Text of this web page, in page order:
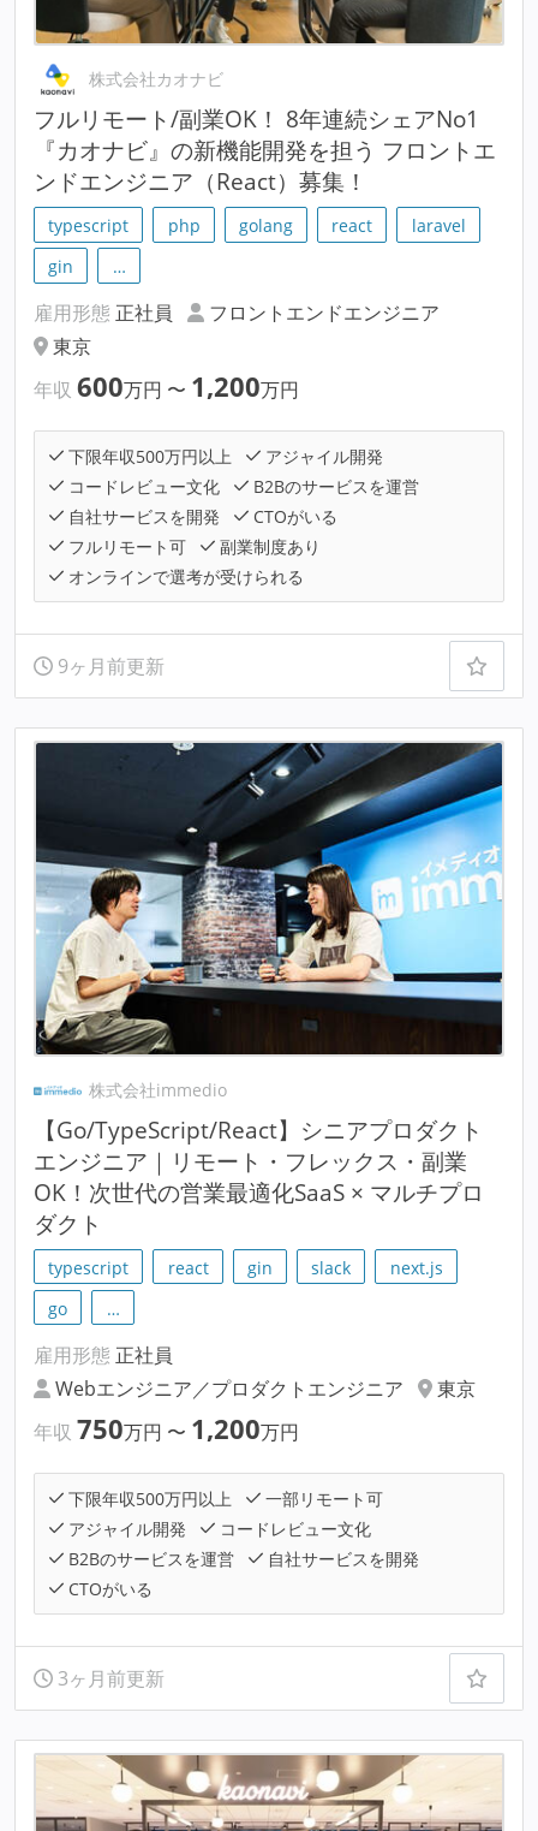
株式会社カオナビ
フルリモート/副業OK！ 8年連続シェアNo1
『カオナビ』の新機能開発を担う フロントエ
ンドエンジニア（React）募集！
typescript php golang react
laravel
gin
…
雇用形態 正社員
フロントエンドエンジニア
東京
年収 600万円 〜 1,200万円
下限年収500万円以上
アジャイル開発
コードレビュー文化
B2Bのサービスを運営
自社サービスを開発
CTOがいる
フルリモート可
副業制度あり
オンラインで選考が受けられる
9ヶ月前更新
株式会社immedio
【Go/TypeScript/React】シニアプロダクト
エンジニア｜リモート・フレックス・副業
OK！次世代の営業最適化SaaS × マルチプロ
ダクト
typescript react gin slack
next.js
go
…
雇用形態 正社員
Webエンジニア／プロダクトエンジニア
東京
年収 750万円 〜 1,200万円
下限年収500万円以上
一部リモート可
アジャイル開発
コードレビュー文化
B2Bのサービスを運営
自社サービスを開発
CTOがいる
3ヶ月前更新